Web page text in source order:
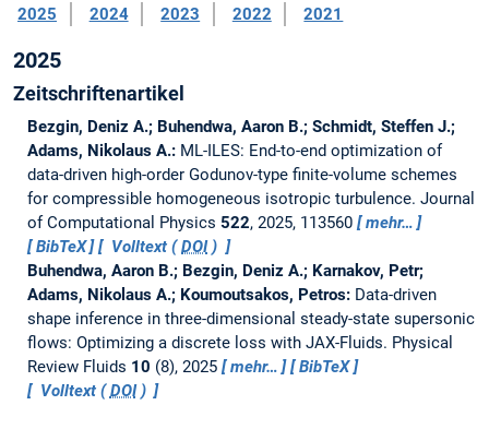
2025 2024 2023 2022 2021
2025
Zeitschriftenartikel
Bezgin, Deniz A.; Buhendwa, Aaron B.; Schmidt, Steffen J.;
Adams, Nikolaus A.: ML-ILES: End-to-end optimization of
data-driven high-order Godunov-type finite-volume schemes
for compressible homogeneous isotropic turbulence. Journal
of Computational Physics 522, 2025, 113560
mehr…
BibTeX
Volltext (DOI)
Buhendwa, Aaron B.; Bezgin, Deniz A.; Karnakov, Petr;
Adams, Nikolaus A.; Koumoutsakos, Petros: Data-driven
shape inference in three-dimensional steady-state supersonic
flows: Optimizing a discrete loss with JAX-Fluids. Physical
Review Fluids 10 (8), 2025 mehr…
BibTeX
Volltext (DOI)